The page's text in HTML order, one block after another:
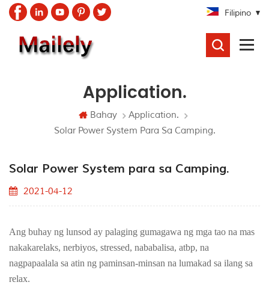
Filipino
Application.
Bahay
Application.
Solar Power System Para Sa Camping.
Solar Power System para sa Camping.
2021-04-12
Ang buhay ng lunsod ay palaging gumagawa ng mga tao na mas
nakakarelaks, nerbiyos, stressed, nababalisa, atbp, na
nagpapaalala sa atin ng paminsan-minsan na lumakad sa ilang sa
relax.